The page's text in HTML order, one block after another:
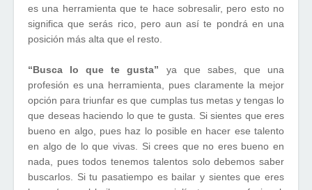
es una herramienta que te hace sobresalir, pero esto no
significa que serás rico, pero aun así te pondrá en una
posición más alta que el resto.
“Busca lo que te gusta” ya que sabes, que una
profesión es una herramienta, pues claramente la mejor
opción para triunfar es que cumplas tus metas y tengas lo
que deseas haciendo lo que te gusta. Si sientes que eres
bueno en algo, pues haz lo posible en hacer ese talento
en algo de lo que vivas. Si crees que no eres bueno en
nada, pues todos tenemos talentos solo debemos saber
buscarlos. Si tu pasatiempo es bailar y sientes que eres